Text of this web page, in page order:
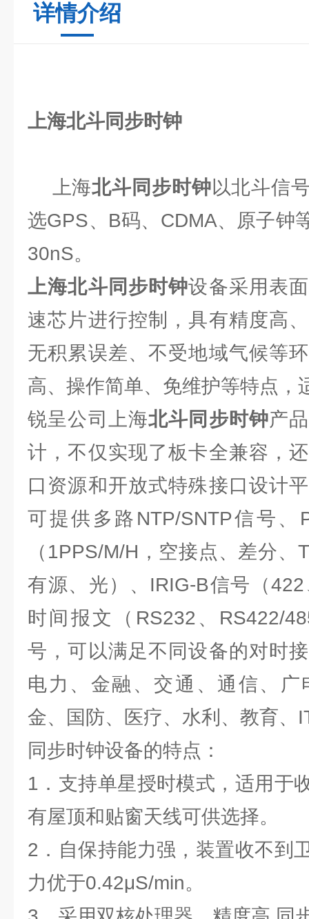
详情介绍
上海北斗同步时钟
上海北斗同步时钟以北斗信
选GPS、B码、CDMA、原子钟
30nS。
上海北斗同步时钟设备采用表
速芯片进行控制，具有精度高
无积累误差、不受地域气候等
高、操作简单、免维护等特点，
锐呈公司上海北斗同步时钟产
计，不仅实现了板卡全兼容，
口资源和开放式特殊接口设计
可提供多路NTP/SNTP信号
（1PPS/M/H，空接点、差分
有源、光）、IRIG-B信号（
时间报文（RS232、RS422/
号，可以满足不同设备的对时
电力、金融、交通、通信、
金、国防、医疗、水利、教育、
同步时钟设备的特点：
1．支持单星授时模式，适用于
有屋顶和贴窗天线可供选择。
2．自保持能力强，装置收不到
力优于0.42μS/min。